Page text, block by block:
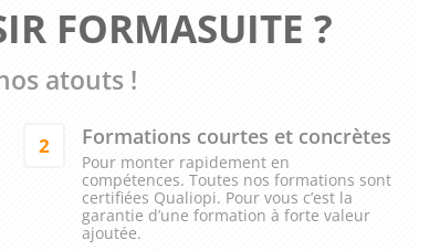
FORMASUITE ?
atouts !
2 Formations courtes et concrètes
Pour monter rapidement en
compétences. Toutes nos formations sont
certifiées Qualiopi. Pour vous c’est la
garantie d’une formation à forte valeur
ajoutée.